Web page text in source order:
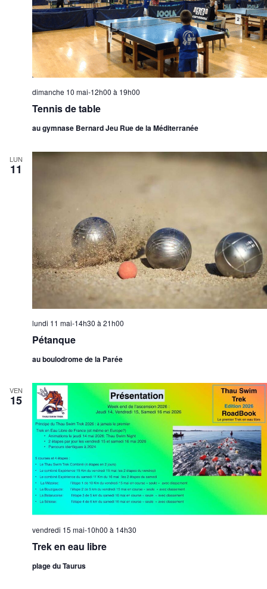
Tennis de table
dimanche 10 mai-12h00 à 19h00
au gymnase Bernard Jeu Rue de la Méditerranée
LUN
11
Pétanque
lundi 11 mai-14h30 à 21h00
au boulodrome de la Parée
VEN
15
Trek en eau libre
vendredi 15 mai-10h00 à 14h30
plage du Taurus